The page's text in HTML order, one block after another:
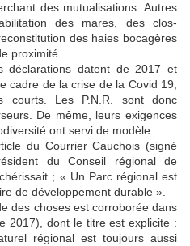
des mutualisations. Autres
des mares, des clos-
des haies bocagères
proximité…
datent de 2017 et
cadre de la crise de la Covid 19,
courts. Les P.N.R. sont donc
De même, leurs exigences
ont servi de modèle…
Courrier Cauchois (signé
du Conseil régional de
; « Un Parc régional est
de développement durable ».
choses est corroborée dans
2017), dont le titre est explicite :
régional est toujours aussi